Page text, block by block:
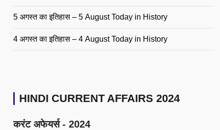
5 अगस्त का इतिहास – 5 August Today in History
4 अगस्त का इतिहास – 4 August Today in History
HINDI CURRENT AFFAIRS 2024
करंट अफेयर्स - 2024